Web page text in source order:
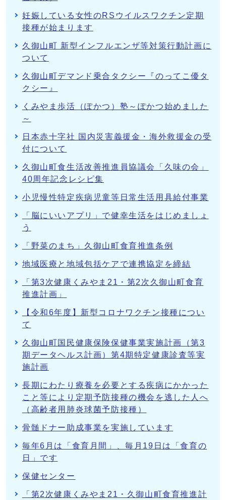
妊娠している女性のRSウイルスワクチン定期
接種が始まります
久御山町 新型インフルエンザ等対策行動計画に
ついて
久御山町デマンド乗合タクシー『のってこ優タ
クシー』
くみやま歩活（ぽかつ）塾～ぽかつ始めました
～
日本赤十字社 国内災害義援金・海外救援金の受
付について
久御山町食生活改善推進員協議会「久味の会」
40周年記念レシピ集
小児慢性特定疾病児童等日常生活用具給付事業
「脳にいいアプリ」で健幸生活をはじめましょ
う
「野菜のまち」久御山町食育推進条例
地域医療と地域包括ケアで連携協定を締結
「第3次健康くみやま21・第2次久御山町食育
推進計画」
【令和6年度】新型コロナワクチン接種につい
て
久御山町国民健康保険保健事業実施計画（第3
期データヘルス計画）第4期特定健康診査等実
施計画
長期にわたり療養を必要とする疾病にかかった
こと等により定期予防接種の機会を逃した人へ
（高齢者用肺炎球菌予防接種）
骨髄ドナー助成事業を実施しています
毎年6月は「食育月間」、毎月19日は「食育の
日」です
保健センター
「第2次健康くみやま21・久御山町食育推進計